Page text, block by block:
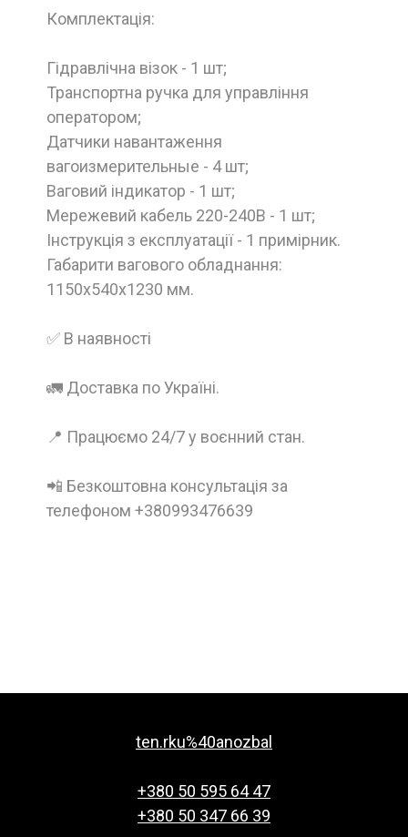
Комплектація:
Гідравлічна візок - 1 шт;
Транспортна ручка для управління
оператором;
Датчики навантаження
вагоизмерительные - 4 шт;
Ваговий індикатор - 1 шт;
Мережевий кабель 220-240В - 1 шт;
Інструкція з експлуатації - 1 примірник.
Габарити вагового обладнання:
1150x540x1230 мм.
✅ В наявності
🚛 Доставка по Україні.
📍 Працюємо 24/7 у воєнний стан.
📲 Безкоштовна консультація за
телефоном +380993476639
ten.rku%40anozbal
+380 50 595 64 47
+380 50 347 66 39